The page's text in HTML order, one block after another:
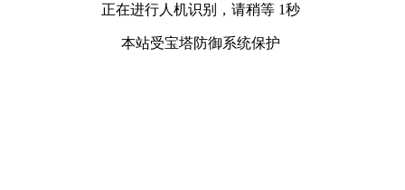
正在进行人机识别，请稍等 1秒
本站受宝塔防御系统保护